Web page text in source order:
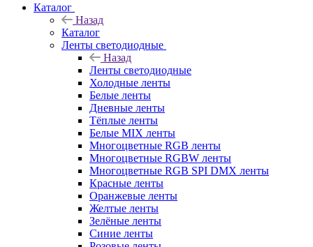
Каталог
Назад
Каталог
Ленты светодиодные
Назад
Ленты светодиодные
Холодные ленты
Белые ленты
Дневные ленты
Тёплые ленты
Белые MIX ленты
Многоцветные RGB ленты
Многоцветные RGBW ленты
Многоцветные RGB SPI DMX ленты
Красные ленты
Оранжевые ленты
Желтые ленты
Зелёные ленты
Синие ленты